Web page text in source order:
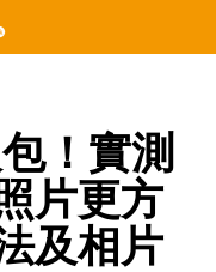
！實測
片更方
及相片